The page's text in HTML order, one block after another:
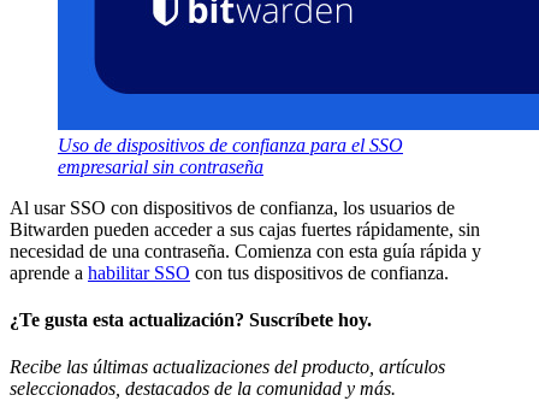
Uso de dispositivos de confianza para el SSO
empresarial sin contraseña
Al usar SSO con dispositivos de confianza, los usuarios de
Bitwarden pueden acceder a sus cajas fuertes rápidamente, sin
necesidad de una contraseña. Comienza con esta guía rápida y
aprende a habilitar SSO con tus dispositivos de confianza.
¿Te gusta esta actualización? Suscríbete hoy.
Recibe las últimas actualizaciones del producto, artículos
seleccionados, destacados de la comunidad y más.